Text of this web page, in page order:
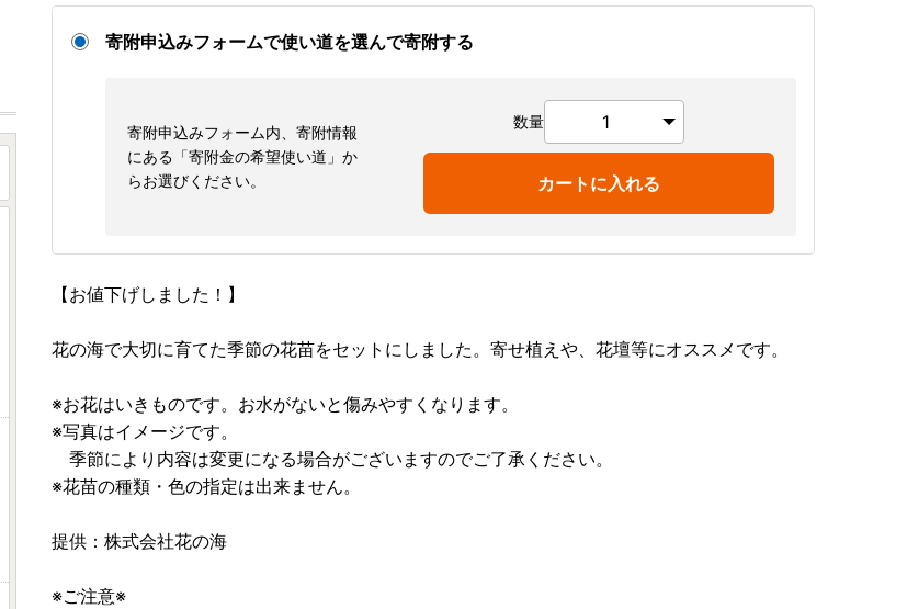
寄附申込みフォームで使い道を選んで寄附する
寄附申込みフォーム内、寄附情報
にある「寄附金の希望使い道」か
らお選びください。
数量
カートに入れる
【お値下げしました！】
花の海で大切に育てた季節の花苗をセットにしました。寄せ植えや、花壇等にオススメです。
※お花はいきものです。お水がないと傷みやすくなります。
※写真はイメージです。
季節により内容は変更になる場合がございますのでご了承ください。
※花苗の種類・色の指定は出来ません。
提供：株式会社花の海
※ご注意※